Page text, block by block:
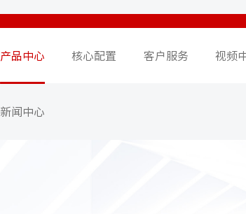
产品中心 核心配置 客户服务 视频
新闻中心